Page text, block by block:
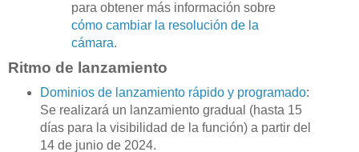
para obtener más información sobre
cómo cambiar la resolución de la
cámara.
Ritmo de lanzamiento
Dominios de lanzamiento rápido y programado:
Se realizará un lanzamiento gradual (hasta 15
días para la visibilidad de la función) a partir del
14 de junio de 2024.